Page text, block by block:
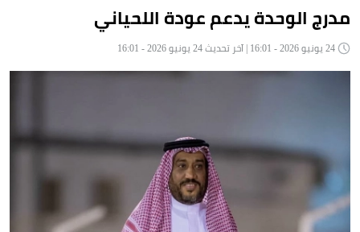
مدرج الوحدة يدعم عودة اللحياني